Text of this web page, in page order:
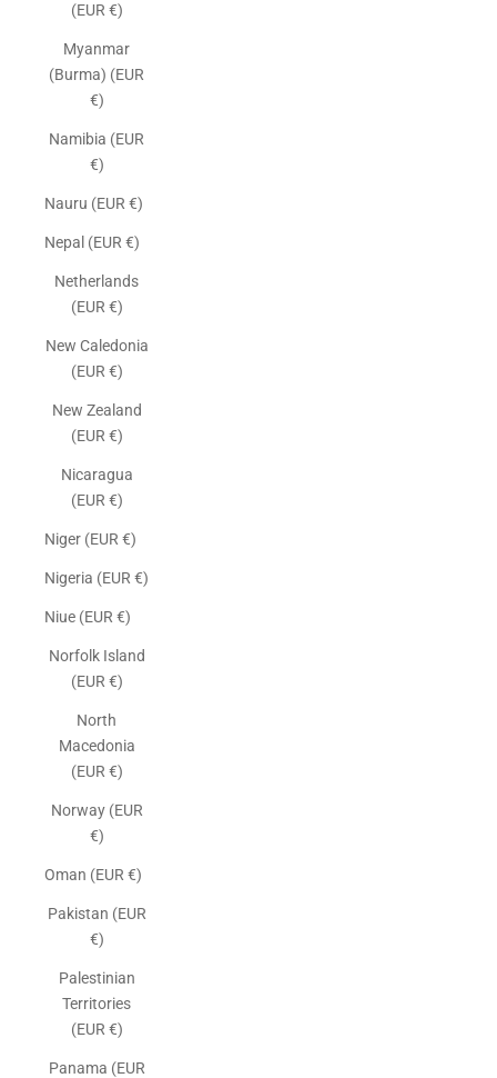
(EUR €)
Myanmar
(Burma) (EUR
€)
Namibia (EUR
€)
Nauru (EUR €)
Nepal (EUR €)
Netherlands
(EUR €)
New Caledonia
(EUR €)
New Zealand
(EUR €)
Nicaragua
(EUR €)
Niger (EUR €)
Nigeria (EUR €)
Niue (EUR €)
Norfolk Island
(EUR €)
North
Macedonia
(EUR €)
Norway (EUR
€)
Oman (EUR €)
Pakistan (EUR
€)
Palestinian
Territories
(EUR €)
Panama (EUR